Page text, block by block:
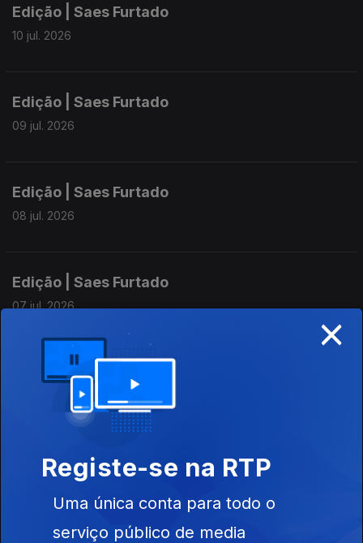
Edição | Saes Furtado
10 jul. 2026
Edição | Saes Furtado
09 jul. 2026
Edição | Saes Furtado
08 jul. 2026
Edição | Saes Furtado
07 jul. 2026
Edição | Saes Furtado
Edição I Pedro Moreira
×
Registe-se na RTP
Uma única conta para todo o
serviço público de media